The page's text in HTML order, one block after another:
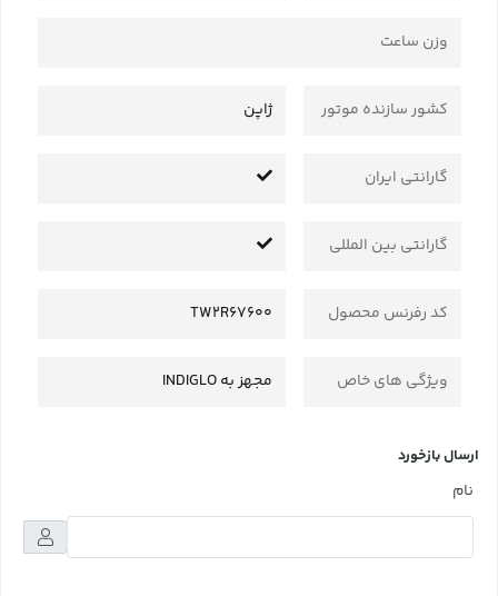
وزن ساعت
کشور سازنده موتور ژاپن
گارانتی ایران
گارانتی بین المللی
کد رفرنس محصول TW2R67600
ویژگی های خاص مجهز به INDIGLO
ارسال بازخورد
نام